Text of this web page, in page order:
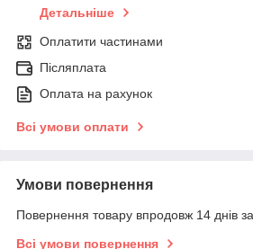
Детальніше
Оплатити частинами
Післяплата
Оплата на рахунок
Всі умови оплати
Умови повернення
Повернення товару впродовж 14 днів
Всі умови повернення